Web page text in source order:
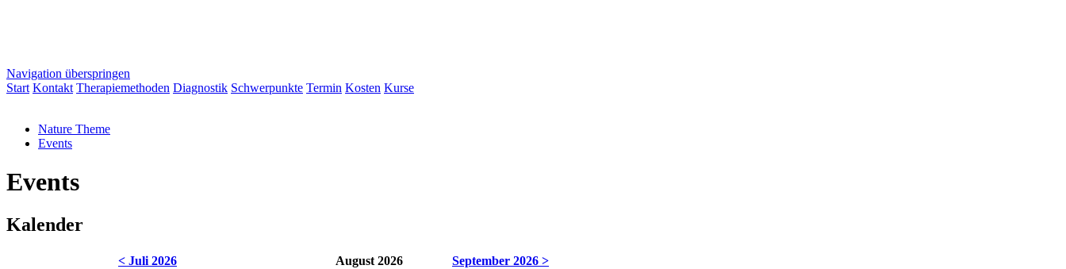
Navigation überspringen
Start Kontakt Therapiemethoden Diagnostik Schwerpunkte Termin Kosten Kurse
Nature Theme
Events
Events
Kalender
< Juli 2026 August 2026
September 2026 >